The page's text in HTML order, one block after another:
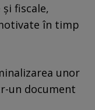
fiscale,
în timp
unor
un document